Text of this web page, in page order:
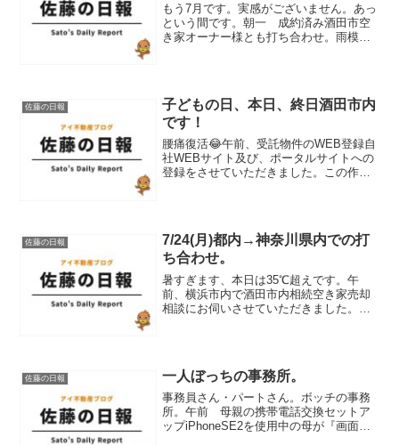
もう7月です。実感がございません。あっ
という間です。朝一 成約済み酒田市空
き家オーナー様とも打ち合わせ。雨模様
佐藤の日報
子どもの日、本日、終日酒田市内
です！
腰痛復活😂午前、受託物件のWEB登録自
社WEBサイト及び、ポータルサイトへの
登録をさせていただきました。この作業
全て技術です。高級...
佐藤の日報
7/24(月)都内→神奈川県内での打
ち合わせ。
暑すぎます、本日は35℃超えです。午
前、横浜市内で酒田市内相続空き家売却
相談にお伺いさせていただきました。本
佐藤の日報 一人ぼっちの事務所。
事務員さん・パートさん。ボッチの事務
所。午前 母親の携帯電話交換セットア
ップiPhoneSE2を使用中の母が『画面が